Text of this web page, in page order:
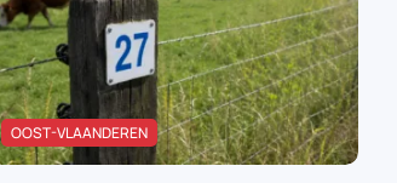
OOST-VLAANDEREN